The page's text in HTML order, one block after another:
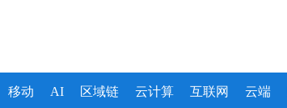
移动 AI 区域链 云计算 互联网 云端